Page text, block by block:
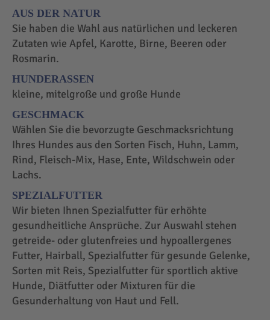
AUS DER NATUR
Sie haben die Wahl aus natürlichen und leckeren
Zutaten wie Apfel, Karotte, Birne, Beeren oder
Rosmarin.
HUNDERASSEN
kleine, mitelgroße und große Hunde
GESCHMACK
Wählen Sie die bevorzugte Geschmacksrichtung
Ihres Hundes aus den Sorten Fisch, Huhn, Lamm,
Rind, Fleisch-Mix, Hase, Ente, Wildschwein oder
Lachs.
SPEZIALFUTTER
Wir bieten Ihnen Spezialfutter für erhöhte
gesundheitliche Ansprüche. Zur Auswahl stehen
getreide- oder glutenfreies und hypoallergenes
Futter, Hairball, Spezialfutter für gesunde Gelenke,
Sorten mit Reis, Spezialfutter für sportlich aktive
Hunde, Diätfutter oder Mixturen für die
Gesunderhaltung von Haut und Fell.